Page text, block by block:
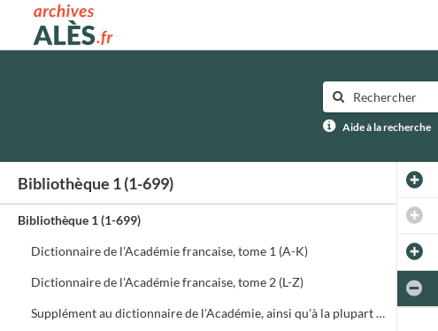
Archives municipales d'Alès
Aide à la recherche
Bibliothèque 1 (1-699)
Bibliothèque 1 (1-699)
Dictionnaire de l'Académie francaise, tome 1 (A-K)
Dictionnaire de l'Académie francaise, tome 2 (L-Z)
Supplément au dictionnaire de l'Académie, ainsi qu'à la plupart des autres lexiques français...